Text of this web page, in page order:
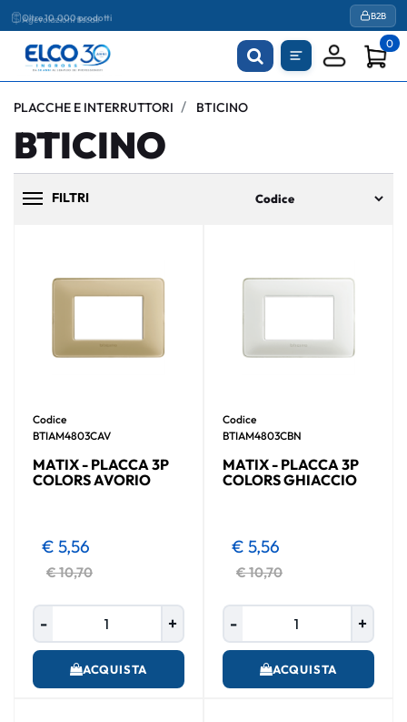
Oltre 10.000 prodotti
Agevolazioni fiscali B2B
0
PLACCHE E INTERRUTTORI BTICINO
BTICINO
Codice
BTIAM4803CAV
MATIX - PLACCA 3P
COLORS AVORIO
€ 10,70
€ 5,56
ACQUISTA
Codice
BTIAM4803CBN
MATIX - PLACCA 3P
COLORS GHIACCIO
€ 10,70
€ 5,56
ACQUISTA
FILTRI